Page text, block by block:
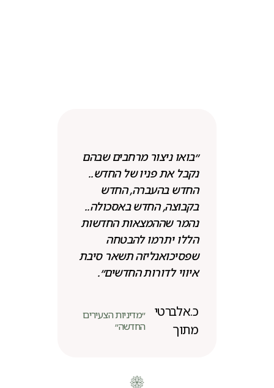
״בואו ניצור מרחבים שבהם
נקבל את פניו של החדש..
החדש בהעברה, החדש
בקבוצה, החדש באסכולה..
נהמר שההמצאות החדשות
הללו יתרמו להבטחה
שפסיכואנליזה תשאר סיבת
איווי לדורות החדשים״.
כ.אלברטי
מתוך
״מדיניות הצעירים
החדשה״